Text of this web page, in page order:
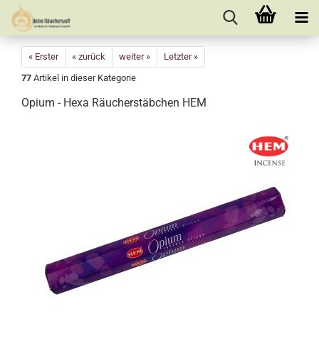
« Erster « zurück weiter »
Letzter »
77 Artikel in dieser Kategorie
Opium - Hexa Räucherstäbchen HEM